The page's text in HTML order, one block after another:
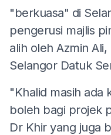
"berkuasa" di
pengerusi majlis
alih oleh Azmin
Selangor Datuk
"Khalid masih ada
boleh bagi projek
Dr Khir yang juga